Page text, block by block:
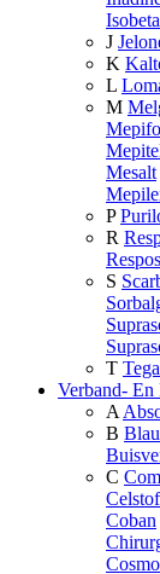
J
K
L
M
Mesalt
P
R
S
T
Verband- En
A
B
C
Coban